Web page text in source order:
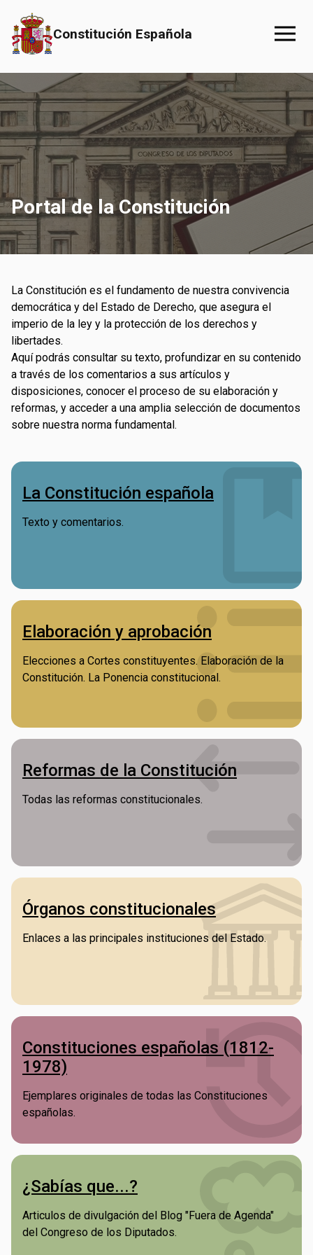
Saltar al contenido principal
Constitución Española
Portal de la Constitución
La Constitución es el fundamento de nuestra convivencia
democrática y del Estado de Derecho, que asegura el
imperio de la ley y la protección de los derechos y
libertades.
Aquí podrás consultar su texto, profundizar en su contenido
a través de los comentarios a sus artículos y
disposiciones, conocer el proceso de su elaboración y
reformas, y acceder a una amplia selección de documentos
sobre nuestra norma fundamental.
La Constitución española
Texto y comentarios.
Elaboración y aprobación
Elecciones a Cortes constituyentes. Elaboración de la
Constitución. La Ponencia constitucional.
Reformas de la Constitución
Todas las reformas constitucionales.
Órganos constitucionales
Enlaces a las principales instituciones del Estado.
Constituciones españolas (1812-
1978)
Ejemplares originales de todas las Constituciones
españolas.
¿Sabías que...?
Articulos de divulgación del Blog "Fuera de Agenda"
del Congreso de los Diputados.